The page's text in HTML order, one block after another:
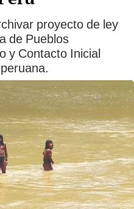
proyecto de ley
de Pueblos
y Contacto Inicial